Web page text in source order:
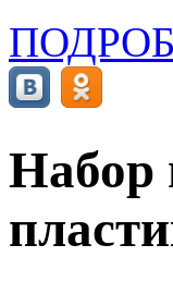
Набор